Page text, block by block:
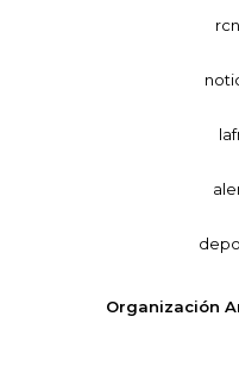
Organización